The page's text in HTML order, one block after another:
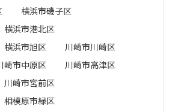
横浜市磯子区
横浜市港北区
横浜市旭区
川崎市川崎区
崎市中原区
川崎市高津区
川崎市宮前区
相模原市緑区